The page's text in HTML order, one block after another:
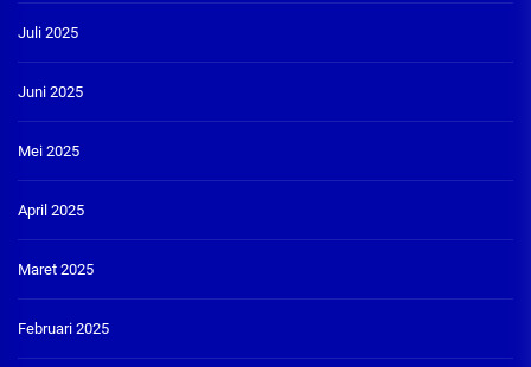
Juli 2025
Juni 2025
Mei 2025
April 2025
Maret 2025
Februari 2025